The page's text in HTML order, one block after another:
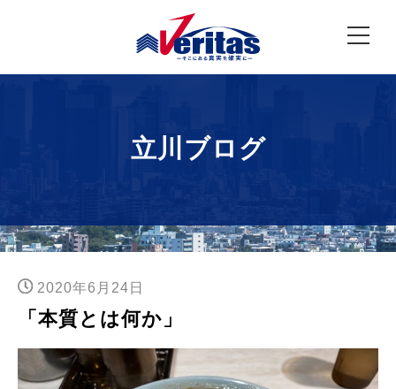
立川ブログ
2020年6月24日
「本質とは何か」